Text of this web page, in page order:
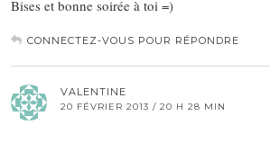
Bises et bonne soirée à toi =)
CONNECTEZ-VOUS POUR RÉPONDRE
VALENTINE
20 FÉVRIER 2013 / 20 H 28 MIN